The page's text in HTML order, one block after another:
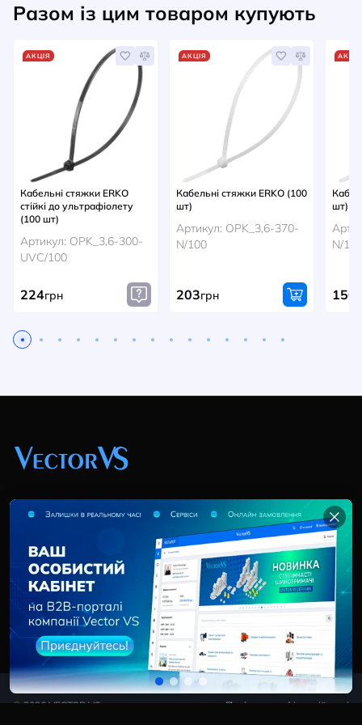
Разом із цим товаром купують
АКЦІЯ
Кабельні стяжки ERKO
стійкі до ультрафіолету
(100 шт)
Артикул: OPK_3,6-300-
UVC/100
224грн
АКЦІЯ
Кабельні стяжки ERKO (100
шт)
Артикул: OPK_3,6-370-
N/100
203грн
АКЦІЯ
шт)
N/100
150
+38 (044) 369 51 57
02095, Україна, м. Київ, вул. Трускавецька, 10-В, оф.
info@vector-vs.com
© 2026 VECTOR VS Політика конфіденційності